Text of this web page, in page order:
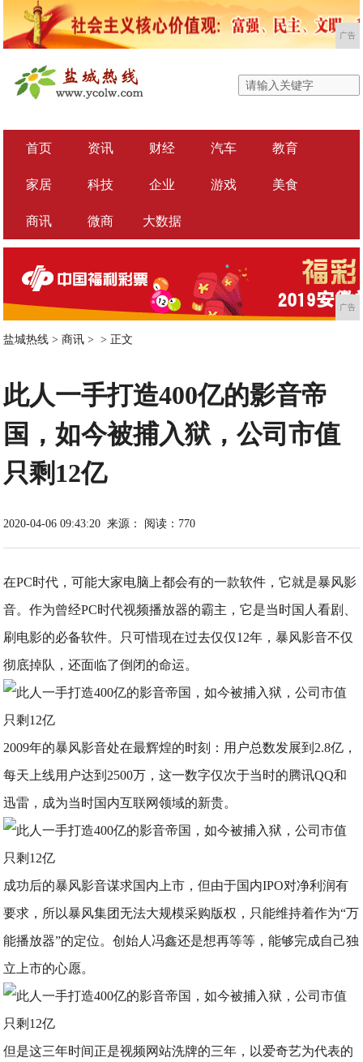
广告
首页 资讯 财经 汽车 教育
家居 科技 企业 游戏 美食
商讯 微商 大数据
广告
盐城热线 >商讯 > > 正文
此人一手打造400亿的影音帝
国，如今被捕入狱，公司市值
只剩12亿
2020-04-06 09:43:20 来源： 阅读：770
在PC时代，可能大家电脑上都会有的一款软件，它就是暴风影
音。作为曾经PC时代视频播放器的霸主，它是当时国人看剧、
刷电影的必备软件。只可惜现在过去仅仅12年，暴风影音不仅
彻底掉队，还面临了倒闭的命运。
2009年的暴风影音处在最辉煌的时刻：用户总数发展到2.8亿，
每天上线用户达到2500万，这一数字仅次于当时的腾讯QQ和
迅雷，成为当时国内互联网领域的新贵。
成功后的暴风影音谋求国内上市，但由于国内IPO对净利润有
要求，所以暴风集团无法大规模采购版权，只能维持着作为“万
能播放器”的定位。创始人冯鑫还是想再等等，能够完成自己独
立上市的心愿。
但是这三年时间正是视频网站洗牌的三年，以爱奇艺为代表的